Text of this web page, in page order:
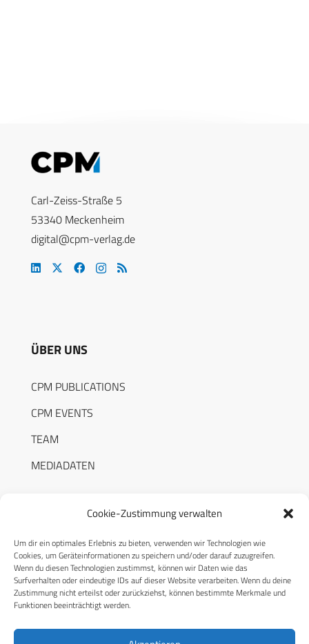
Cookie-Zustimmung verwalten
Um dir ein optimales Erlebnis zu bieten, verwenden wir Technologien wie
Cookies, um Geräteinformationen zu speichern und/oder darauf zuzugreifen.
Wenn du diesen Technologien zustimmst, können wir Daten wie das
Surfverhalten oder eindeutige IDs auf dieser Website verarbeiten. Wenn du deine
Zustimmung nicht erteilst oder zurückziehst, können bestimmte Merkmale und
Funktionen beeinträchtigt werden.
Carl-Zeiss-Straße 5
53340 Meckenheim
digital@cpm-verlag.de
ÜBER UNS
CPM PUBLICATIONS
CPM EVENTS
TEAM
MEDIADATEN
RECHTLICHES
Datenschutzerklärung
Cookie-Richtlinie (EU)